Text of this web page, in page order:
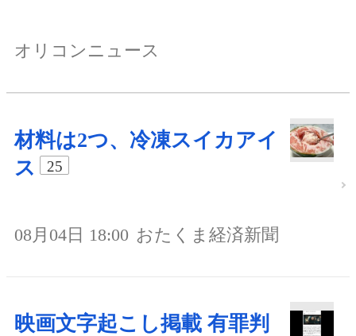
オリコンニュース
材料は2つ、冷凍スイカアイ
ス
25
08月04日 18:00 おたくま経済新聞
映画文字起こし掲載 有罪判